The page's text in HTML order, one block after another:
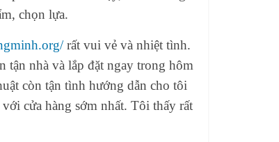
chọn lựa.
rất vui vẻ và nhiệt tình.
tận nhà và lắp đặt ngay trong hôm
còn tận tình hướng dẫn cho tôi
cửa hàng sớm nhất. Tôi thấy rất